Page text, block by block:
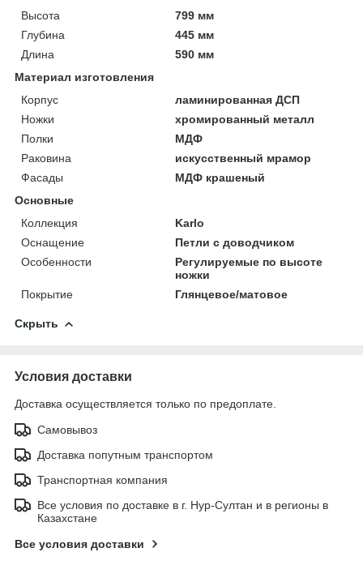
Высота
799 мм
Глубина
445 мм
Длина
590 мм
Материал изготовления
Корпус
ламинированная ДСП
Ножки
хромированный металл
Полки
МДФ
Раковина
искусственный мрамор
Фасады
МДФ крашеный
Основные
Коллекция
Karlo
Оснащение
Петли с доводчиком
Особенности
Регулируемые по высоте
ножки
Покрытие
Глянцевое/матовое
Скрыть
Условия доставки
Доставка осуществляется только по предоплате.
Самовывоз
Доставка попутным транспортом
Транспортная компания
Все условия по доставке в г. Нур-Султан и в регионы в
Казахстане
Все условия доставки